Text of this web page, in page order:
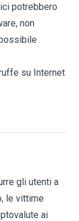
potrebbero
non
su Internet
gli utenti a
le vittime
ai